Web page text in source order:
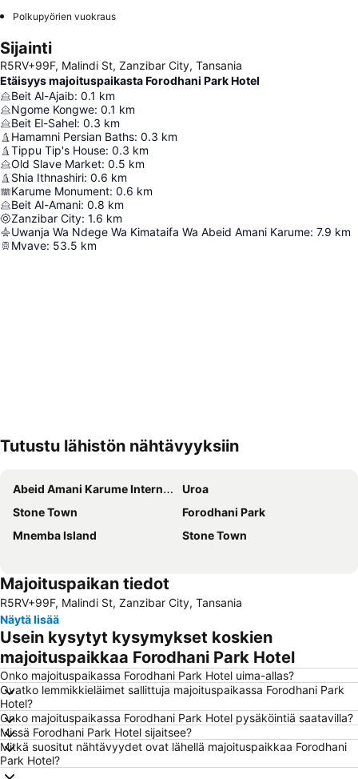
Polkupyörien vuokraus
Sijainti
R5RV+99F, Malindi St, Zanzibar City, Tansania
Etäisyys majoituspaikasta Forodhani Park Hotel
Beit Al-Ajaib: 0.1 km
Ngome Kongwe: 0.1 km
Beit El-Sahel: 0.3 km
Hamamni Persian Baths: 0.3 km
Tippu Tip's House: 0.3 km
Old Slave Market: 0.5 km
Shia Ithnashiri: 0.6 km
Karume Monument: 0.6 km
Beit Al-Amani: 0.8 km
Zanzibar City: 1.6 km
Uwanja Wa Ndege Wa Kimataifa Wa Abeid Amani Karume: 7.9 km
Mvave: 53.5 km
Tutustu lähistön nähtävyyksiin
Abeid Amani Karume International Airport
Uroa
Stone Town
Forodhani Park
Mnemba Island
Stone Town
Majoituspaikan tiedot
R5RV+99F, Malindi St, Zanzibar City, Tansania
Näytä lisää
Usein kysytyt kysymykset koskien
majoituspaikkaa Forodhani Park Hotel
Onko majoituspaikassa Forodhani Park Hotel uima-allas?
Ovatko lemmikkieläimet sallittuja majoituspaikassa Forodhani Park
Hotel?
Onko majoituspaikassa Forodhani Park Hotel pysäköintiä saatavilla?
Missä Forodhani Park Hotel sijaitsee?
Mitkä suositut nähtävyydet ovat lähellä majoituspaikkaa Forodhani
Park Hotel?